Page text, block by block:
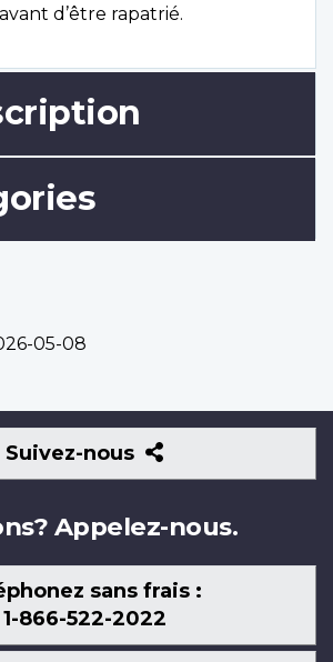
d’être rapatrié.
05-08
Suivez-nous
Suivez-
nous
Appelez-nous.
sans frais :
1-866-522-2022